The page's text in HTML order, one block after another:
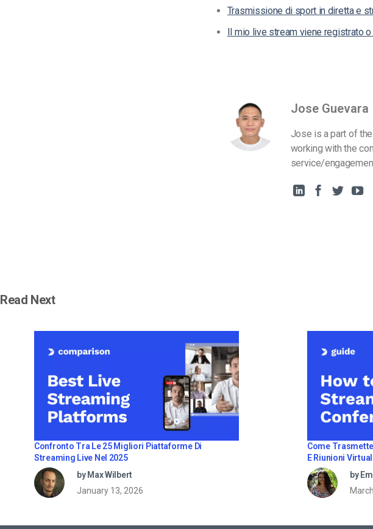
Trasmissione di sport in diretta e
Il mio live stream viene registrato
Jose Guevara
Jose is a part of
working with the
service/
Read Next
Confronto Tra Le 25 Migliori Piattaforme Di
Streaming Live Nel 2025
by Max Wilbert
January 13, 2026
Come
by